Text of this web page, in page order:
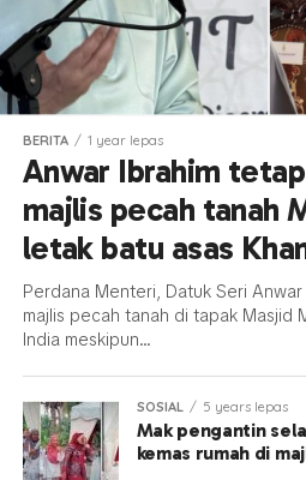
BERITA 1 year lepas
Anwar Ibrahim
majlis pecah tanah
letak batu asas
Perdana Menteri, Datuk Seri
majlis pecah tanah di tapak Masjid
India meskipun...
SOSIAL 5 years lepas
Mak pengantin
kemas rumah di